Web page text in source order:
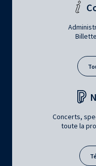
Concerts,
toute la